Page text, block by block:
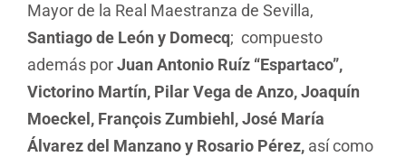
Mayor de la Real Maestranza de Sevilla,
Santiago de León y Domecq; compuesto
además porJuan Antonio Ruíz “Espartaco”,
Victorino Martín, Pilar Vega de Anzo, Joaquín
Moeckel, François Zumbiehl, José María
Álvarez del Manzano y Rosario Pérez, así como